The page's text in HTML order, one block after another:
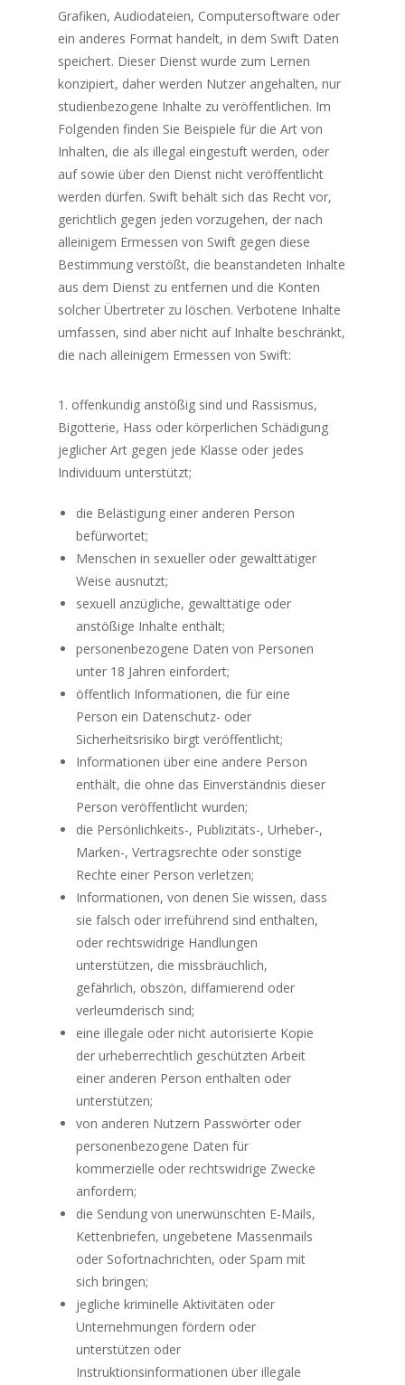
Grafiken, Audiodateien, Computersoftware oder
ein anderes Format handelt, in dem Swift Daten
speichert. Dieser Dienst wurde zum Lernen
konzipiert, daher werden Nutzer angehalten, nur
studienbezogene Inhalte zu veröffentlichen. Im
Folgenden finden Sie Beispiele für die Art von
Inhalten, die als illegal eingestuft werden, oder
auf sowie über den Dienst nicht veröffentlicht
werden dürfen. Swift behält sich das Recht vor,
gerichtlich gegen jeden vorzugehen, der nach
alleinigem Ermessen von Swift gegen diese
Bestimmung verstößt, die beanstandeten Inhalte
aus dem Dienst zu entfernen und die Konten
solcher Übertreter zu löschen. Verbotene Inhalte
umfassen, sind aber nicht auf Inhalte beschränkt,
die nach alleinigem Ermessen von Swift:
offenkundig anstößig sind und Rassismus,
Bigotterie, Hass oder körperlichen Schädigung
jeglicher Art gegen jede Klasse oder jedes
Individuum unterstützt;
die Belästigung einer anderen Person
befürwortet;
Menschen in sexueller oder gewalttätiger
Weise ausnutzt;
sexuell anzügliche, gewalttätige oder
anstößige Inhalte enthält;
personenbezogene Daten von Personen
unter 18 Jahren einfordert;
öffentlich Informationen, die für eine
Person ein Datenschutz- oder
Sicherheitsrisiko birgt veröffentlicht;
Informationen über eine andere Person
enthält, die ohne das Einverständnis dieser
Person veröffentlicht wurden;
die Persönlichkeits-, Publizitäts-, Urheber-,
Marken-, Vertragsrechte oder sonstige
Rechte einer Person verletzen;
Informationen, von denen Sie wissen, dass
sie falsch oder irreführend sind enthalten,
oder rechtswidrige Handlungen
unterstützen, die missbräuchlich,
gefährlich, obszön, diffamierend oder
verleumderisch sind;
eine illegale oder nicht autorisierte Kopie
der urheberrechtlich geschützten Arbeit
einer anderen Person enthalten oder
unterstützen;
von anderen Nutzern Passwörter oder
personenbezogene Daten für
kommerzielle oder rechtswidrige Zwecke
anfordern;
die Sendung von unerwünschten E-Mails,
Kettenbriefen, ungebetene Massenmails
oder Sofortnachrichten, oder Spam mit
sich bringen;
jegliche kriminelle Aktivitäten oder
Unternehmungen fördern oder
unterstützen oder
Instruktionsinformationen über illegale